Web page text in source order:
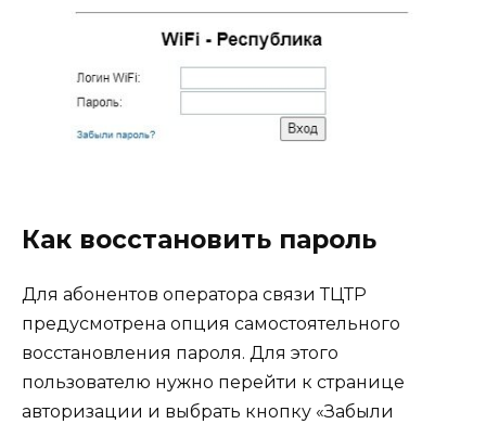
Как восстановить пароль
Для абонентов оператора связи ТЦТР
предусмотрена опция самостоятельного
восстановления пароля. Для этого
пользователю нужно перейти к странице
авторизации и выбрать кнопку «Забыли